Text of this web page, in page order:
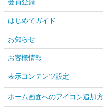
会員登録
はじめてガイド
お知らせ
お客様情報
表示コンテンツ設定
ホーム画面へのアイコン追加